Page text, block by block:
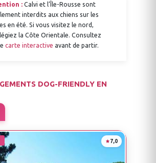
: Calvi et l’Île-Rousse sont
interdits aux chiens sur les
en été. Si vous visitez le nord,
la Côte Orientale. Consultez
carte interactive avant de partir.
DOG-FRIENDLY EN
7,0